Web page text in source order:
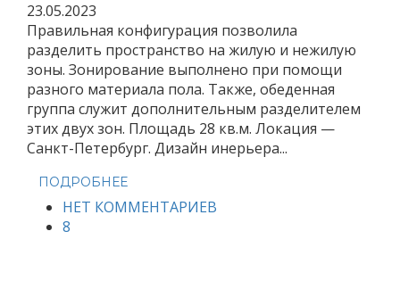
23.05.2023
Правильная конфигурация позволила
разделить пространство на жилую и нежилую
зоны. Зонирование выполнено при помощи
разного материала пола. Также, обеденная
группа служит дополнительным разделителем
этих двух зон. Площадь 28 кв.м. Локация —
Санкт-Петербург. Дизайн инерьера...
ПОДРОБНЕЕ
НЕТ КОММЕНТАРИЕВ
8